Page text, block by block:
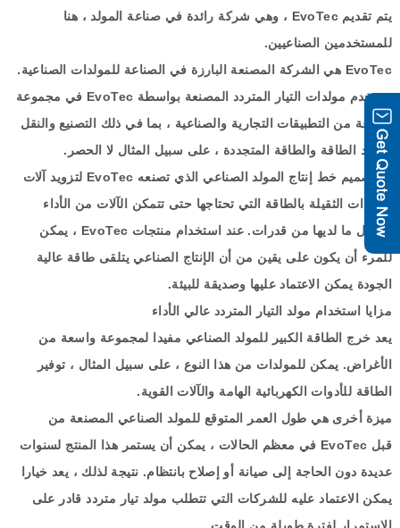
يتم تقديم EvoTec ، وهي شركة رائدة في صناعة المولد ، هنا
للمستخدمين الصناعيين.
EvoTec هي الشركة المصنعة البارزة في الصناعة للمولدات الصناعية.
تستخدم مولدات التيار المتردد المصنعة بواسطة EvoTec في مجموعة
متنوعة من التطبيقات التجارية والصناعية ، بما في ذلك التصنيع والنقل
وتوليد الطاقة والطاقة المتجددة ، على سبيل المثال لا الحصر .
تم تصميم خط إنتاج المولد الصناعي الذي تصنعه EvoTec لتزويد آلات
المعدات الثقيلة بالطاقة التي تحتاجها حتى تتمكن الآلات من الأداء
بأفضل ما لديها من قدرات. عند استخدام منتجات EvoTec ، يمكن
للمرء أن يكون على يقين من أن الإنتاج الصناعي يتلقى طاقة عالية
الجودة يمكن الاعتماد عليها وصديقة للبيئة.
مزايا استخدام مولد التيار المتردد عالي الأداء
يعد خرج الطاقة الكبير للمولد الصناعي مفيدا لمجموعة واسعة من
الأغراض. يمكن للمولدات من هذا النوع ، على سبيل المثال ، توفير
الطاقة للأدوات الكهربائية الهامة والآلات القوية.
ميزة أخرى هي طول العمر المتوقع للمولد الصناعي المصنعة من
قبل EvoTec في معظم الحالات ، يمكن أن يستمر هذا المنتج لسنوات
عديدة دون الحاجة إلى صيانة أو إصلاح بانتظام. نتيجة لذلك ، يعد خيارا
يمكن الاعتماد عليه للشركات التي تتطلب مولد تيار متردد قادر على
الاستمرار لفترة طويلة من الوقت.